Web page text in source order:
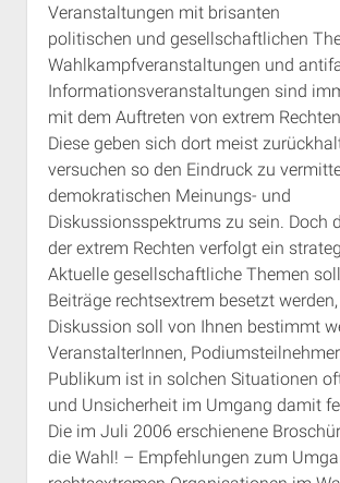
Termine
menu
Antifaschistische Termine im
Antifaschistische Termine in
Rechte Termine im Süden
Rechte Termine München
Chronologie
Das Archiv
open
menu
a.i.d.a. e. V. unterstützen
Über a.i.d.a.
RSS-Feeds, Twitter & Facebook
Bibliothek
Kontakt & PGP-Key
Impressum
Veranstaltungen mit brisanten
politischen und gesellschaftlichen
Wahlkampfveranstaltungen und
Informationsveranstaltungen sind
mit dem Auftreten von extrem
Diese geben sich dort meist
versuchen so den Eindruck zu
demokratischen Meinungs- und
Diskussionsspektrums zu sein. Doch
der extrem Rechten verfolgt ein
Aktuelle gesellschaftliche Themen
Beiträge rechtsextrem besetzt
Diskussion soll von Ihnen bestimmt
VeranstalterInnen,
Publikum ist in solchen Situationen
und Unsicherheit im Umgang damit
Die im Juli 2006 erschienene
die Wahl! – Empfehlungen zum